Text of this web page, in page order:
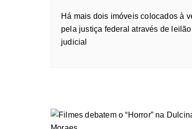
Há mais dois imóveis colocados à
pela justiça federal através de leilão
judicial